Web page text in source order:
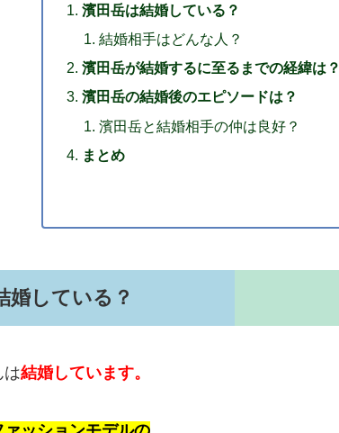
濱田岳は結婚している？
結婚相手はどんな人？
濱田岳が結婚するに至るまでの経緯は？
濱田岳の結婚後のエピソードは？
濱田岳と結婚相手の仲は良好？
まとめ
婚している？
は結婚しています。